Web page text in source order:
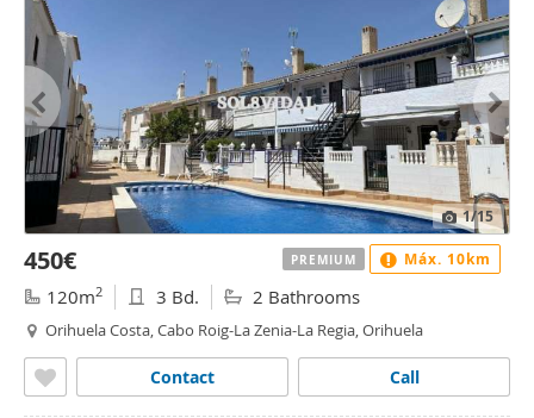
1/15
450€
120m2 3 Bd. 2 Bathrooms
Orihuela Costa, Cabo Roig-La Zenia-La Regia, Orihuela
Call
Contact
PREMIUM Máx. 10km